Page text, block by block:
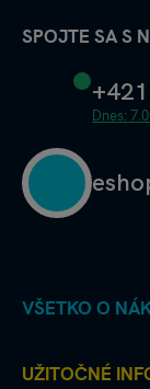
SPOJTE SA S
Dnes:
VŠETKO O
UŽITOČNÉ